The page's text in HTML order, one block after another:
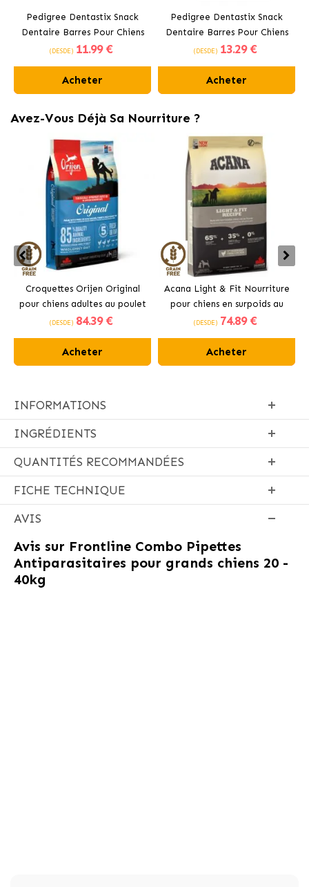
Pedigree Dentastix Snack
Dentaire Barres Pour Chiens
Moyens 10-25 kg
(DESDE) 11.99 €
Acheter
Pedigree Dentastix Snack
Dentaire Barres Pour Chiens
Grands +25 kg
(DESDE) 13.29 €
Acheter
Avez-Vous Déjà Sa Nourriture ?
Croquettes Orijen Original
pour chiens adultes au poulet
(DESDE) 84.39 €
Acheter
Acana Light & Fit Nourriture
pour chiens en surpoids au
poulet frais
(DESDE) 74.89 €
Acheter
INFORMATIONS
INGRÉDIENTS
QUANTITÉS RECOMMANDÉES
FICHE TECHNIQUE
AVIS
Avis sur Frontline Combo Pipettes
Antiparasitaires pour grands chiens 20 -
40kg